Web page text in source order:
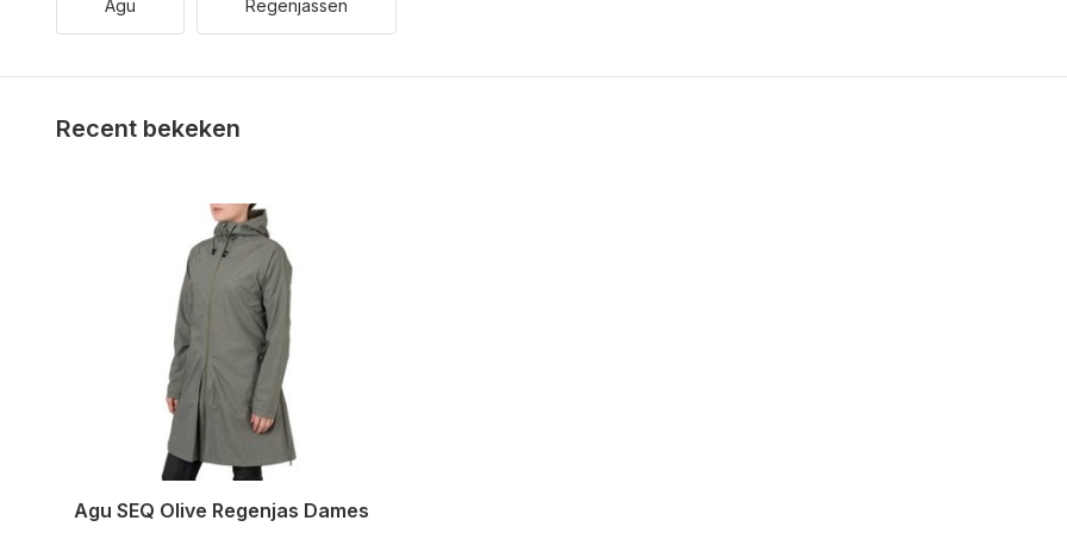
Agu Regenjassen
Recent bekeken
Agu SEQ Olive Regenjas Dames